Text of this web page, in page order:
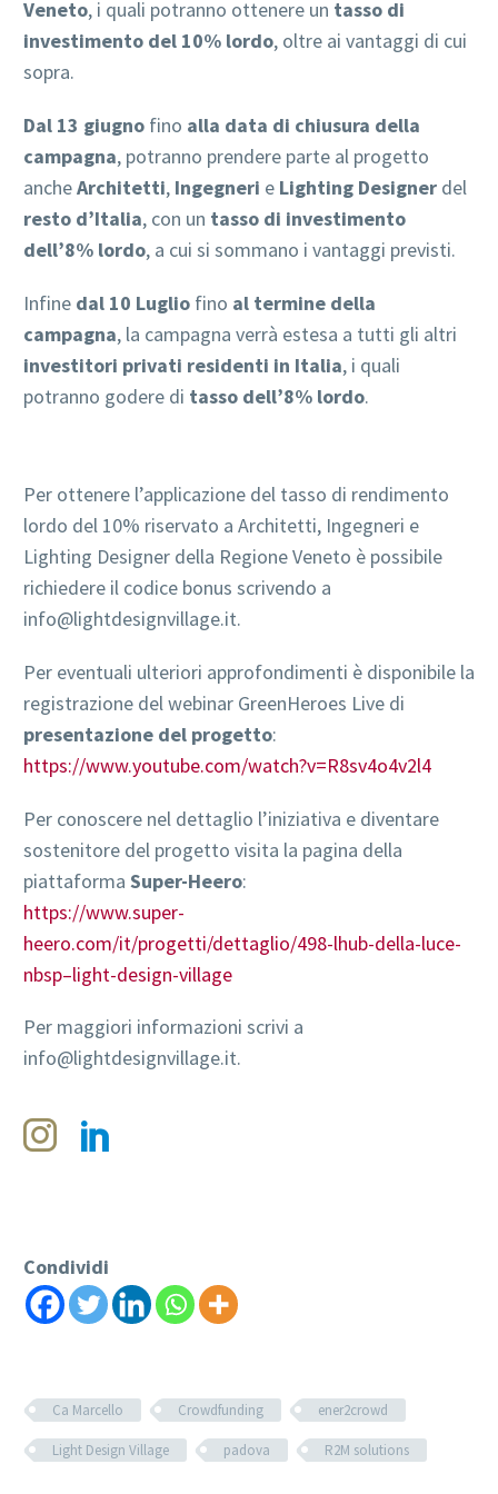
Veneto, i quali potranno ottenere un tasso di
investimento del 10% lordo, oltre ai vantaggi di cui
sopra.
Dal 13 giugno fino alla data di chiusura della
campagna, potranno prendere parte al progetto
ancheArchitetti, Ingegneri e Lighting Designer del
resto d’Italia, con un tasso di investimento
dell’8% lordo, a cui si sommano i vantaggi previsti.
Infine dal 10 Luglio fino al termine della
campagna, la campagna verrà estesa a tutti gli altri
investitori privati residenti in Italia, i quali
potranno godere di tasso dell’8% lordo.
Per ottenere l’applicazione del tasso di rendimento
lordo del 10% riservato a Architetti, Ingegneri e
Lighting Designer della Regione Veneto è possibile
richiedere il codice bonus scrivendo a
info@lightdesignvillage.it.
Per eventuali ulteriori approfondimenti è disponibile la
registrazione del webinar GreenHeroes Live di
presentazione del progetto:
https://www.youtube.com/watch?v=R8sv4o4v2l4
Per conoscere nel dettaglio l’iniziativa e diventare
sostenitore del progetto visita la pagina della
piattaforma Super-Heero:
https://www.super-
heero.com/it/progetti/dettaglio/498-lhub-della-luce-
nbsp–light-design-village
Per maggiori informazioni scrivi a
info@lightdesignvillage.it.
Condividi
Ca Marcello Crowdfunding ener2crowd
Light Design Village padova R2M solutions